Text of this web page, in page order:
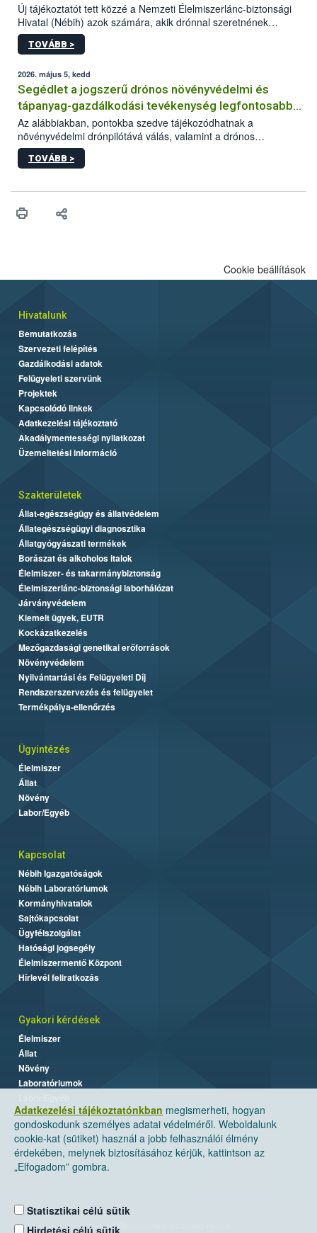
Új tájékoztatót tett közzé a Nemzeti Élelmiszerlánc-biztonsági
Hivatal (Nébih) azok számára, akik drónnal szeretnének
növényvédelmi vagy tápanyag-gazdálkodási tevékenységet
végezni Magyarországon. Az összefoglaló részletesen
műszaki és hatósági feltételek.
TOVÁBB >
2026. május 5, kedd
Segédlet a jogszerű drónos növényvédelmi és
tápanyag-gazdálkodási tevékenység legfontosabb
feltételeiről
Az alábbiakban, pontokba szedve tájékozódhatnak a
növényvédelmi drónpilótává válás, valamint a drónos
növényvédelmi és tápanyag-gazdálkodási tevékenység
végzésének legfontosabb feltételeiről*.
TOVÁBB >
Adatkezelési tájékoztatónkban megismerheti, hogyan
gondoskodunk személyes adatai védelméről. Weboldalunk
cookie-kat (sütiket) használ a jobb felhasználói élmény
érdekében, melynek biztosításához kérjük, kattintson az
„Elfogadom” gombra.
Statisztikai célú sütik
Hirdetési célú sütik
Cookie beállítások
Hivatalunk
Bemutatkozás
Szervezeti felépítés
Gazdálkodási adatok
Felügyeleti szervünk
Projektek
Kapcsolódó linkek
Adatkezelési tájékoztató
Akadálymentességi nyilatkozat
Üzemeltetési információ
Szakterületek
Állat-egészségügy és állatvédelem
Állategészségügyi diagnosztika
Állatgyógyászati termékek
Borászat és alkoholos italok
Élelmiszer- és takarmánybiztonság
Élelmiszerlánc-biztonsági laborhálózat
Járványvédelem
Kiemelt ügyek, EUTR
Kockázatkezelés
Mezőgazdasági genetikai erőforrások
Növényvédelem
Nyilvántartási és Felügyeleti Díj
Rendszerszervezés és felügyelet
Termékpálya-ellenőrzés
Ügyintézés
Élelmiszer
Állat
Növény
Labor/Egyéb
Kapcsolat
Nébih Igazgatóságok
Nébih Laboratóriumok
Kormányhivatalok
Sajtókapcsolat
Ügyfélszolgálat
Hatósági jogsegély
Élelmiszermentő Központ
Hírlevél feliratkozás
Gyakori kérdések
Élelmiszer
Állat
Növény
Laboratóriumok
Nemzeti Élelmiszerlánc-biztonsági Hivatal